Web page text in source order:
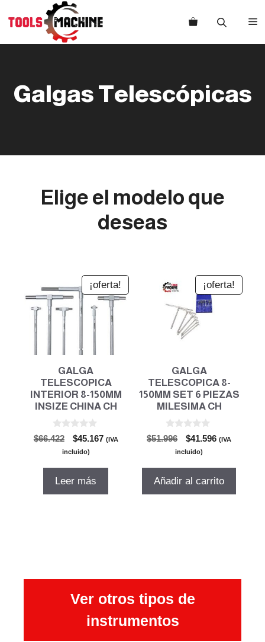
Galgas Telescópicas
Elige el modelo que
deseas
¡oferta!
GALGA
TELESCOPICA
INTERIOR 8-150MM
INSIZE CHINA CH
0
d
$66.422
El
precio
era:
$45.167El(IVA
incluido)
Leer más
¡oferta!
GALGA
TELESCOPICA 8-
150MM SET 6 PIEZAS
MILESIMA CH
0
d
$51.996
El
precio
era:
$41.596El
es:
(IVA
incluido)
Añadir al carrito
Ver otros tipos de
instrumentos